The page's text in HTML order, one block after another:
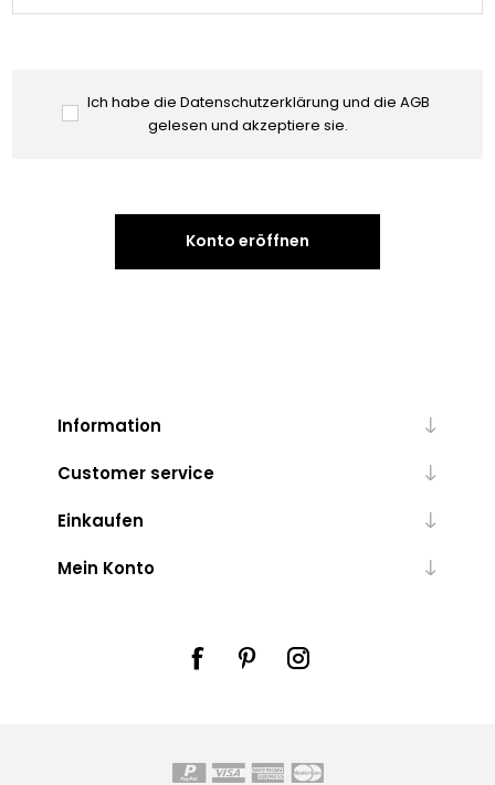
Ich habe die Datenschutzerklärung und die AGB
gelesen und akzeptiere sie.
Konto eröffnen
Information
Customer service
Einkaufen
Mein Konto